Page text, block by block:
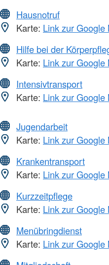
Hausnotruf
Karte: Link zur Google
Hilfe bei der
Karte: Link zur Google
Intensivtransport
Karte: Link zur Google
Jugendarbeit
Karte: Link zur Google
Krankentransport
Karte: Link zur Google
Kurzzeitpflege
Karte: Link zur Google
Menübringdienst
Karte: Link zur Google